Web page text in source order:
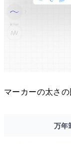
マーカーの太さ
万年